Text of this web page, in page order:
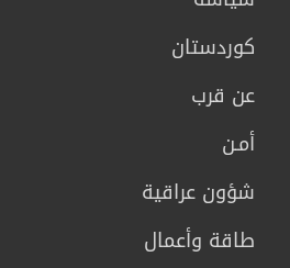
كوردستان
عن قرب
أمـن
شؤون عراقية
طاقة وأعمال